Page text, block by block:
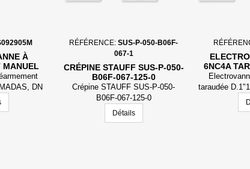
À
MANUEL
DN 100,
DN
ca
RÉFÉRENCE:SUS-P-050-B06F-
067-1
CRÉPINE STAUFF SUS-P-050-
B06F-067-125-0
Crépine STAUFF SUS-P-050-
B06F-067-125-0
Détails
6NC4A
taraudée